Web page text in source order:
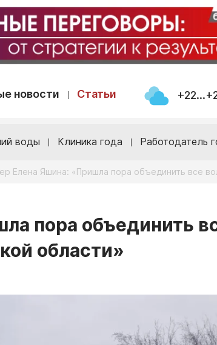
новости Статьи
воды Клиника года Работодатель
Елена Яшина: «Пришла пора объединить все
пора объединить
области»